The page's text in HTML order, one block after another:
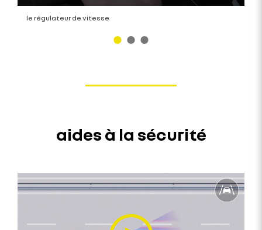
le régulateur de vitesse
aides à la sécurité